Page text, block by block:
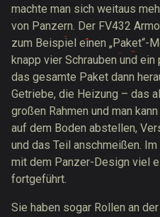
machte man sich weitaus
von Panzern. Der FV432
zum Beispiel einen „Paket“-
knapp vier Schrauben und
das gesamte Paket dann
Getriebe, die Heizung – das
großen Rahmen und man
auf dem Boden abstellen,
und das Teil anschmeißen.
mit dem Panzer-Design viel
fortgeführt.
Sie haben sogar Rollen an